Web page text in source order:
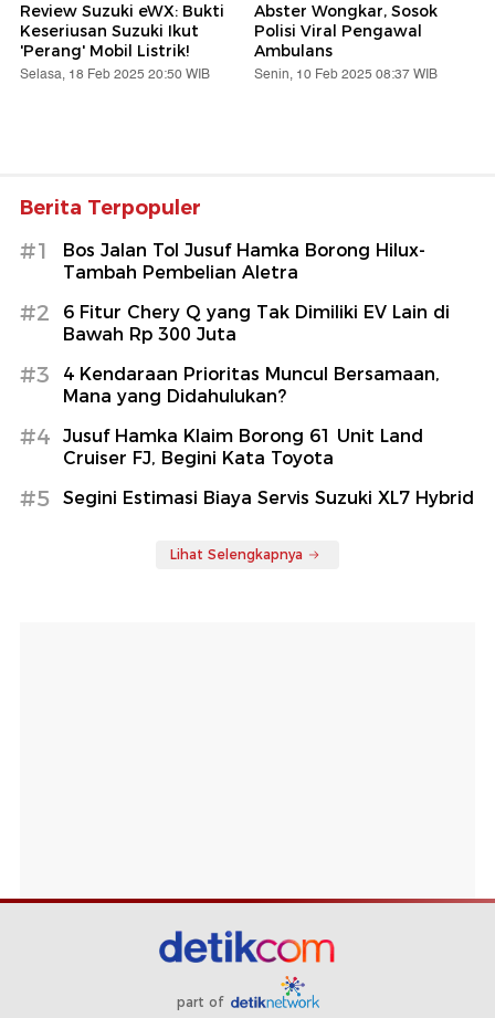
Review Suzuki eWX: Bukti
Keseriusan Suzuki Ikut
'Perang' Mobil Listrik!
Selasa, 18 Feb 2025 20:50 WIB
Abster Wongkar, Sosok
Polisi Viral Pengawal
Ambulans
Senin, 10 Feb 2025 08:37 WIB
Berita Terpopuler
#1
Bos Jalan Tol Jusuf Hamka Borong Hilux-
Tambah Pembelian Aletra
#2
6 Fitur Chery Q yang Tak Dimiliki EV Lain di
Bawah Rp 300 Juta
#3
4 Kendaraan Prioritas Muncul Bersamaan,
Mana yang Didahulukan?
#4
Jusuf Hamka Klaim Borong 61 Unit Land
Cruiser FJ, Begini Kata Toyota
#5 Segini Estimasi Biaya Servis Suzuki XL7 Hybrid
Lihat Selengkapnya
part of